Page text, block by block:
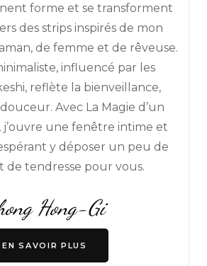
forme et se transforment
des strips inspirés de mon
de femme et de rêveuse.
influencé par les
reflète la bienveillance,
Avec La Magie d’un
une fenêtre intime et
y déposer un peu de
de tendresse pour vous.
Hong-Gi
EN SAVOIR PLUS